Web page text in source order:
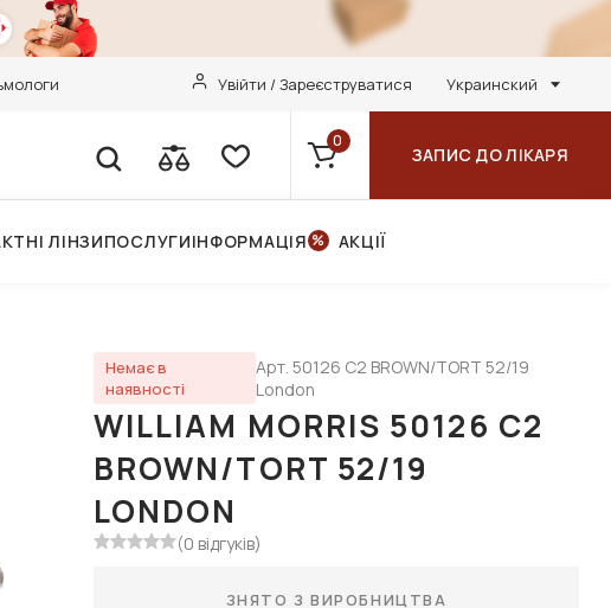
Увійти / Зареєструватися Украинский
0
ЗАПИС ДО ЛІКАРЯ
ЛІНЗИПОСЛУГИІНФОРМАЦІЯ АКЦІЇ
Немає в
наявності
Арт. 50126 C2 BROWN/TORT 52/19
London
WILLIAM MORRIS 50126 C2
BROWN/TORT 52/19
LONDON
(0 відгуків)
ЗНЯТО З ВИРОБНИЦТВА